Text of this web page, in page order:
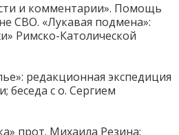
и комментарии». Помощь
СВО. «Лукавая подмена»:
Римско-Католической
редакционная экспедиция
беседа с о. Сергием
прот. Михаила Резина: